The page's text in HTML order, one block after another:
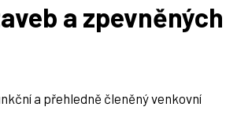
a zpevněných
a přehledně členěný venkovní